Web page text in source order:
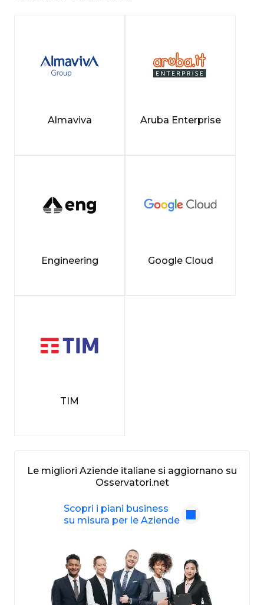
Le migliori Aziende italiane si aggiornano su
Osservatori.net
Scopri i piani business
su misura per le Aziende
Almaviva Aruba Enterprise
Engineering Google Cloud
TIM